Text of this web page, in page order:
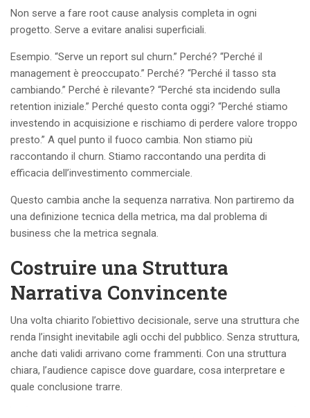
Non serve a fare root cause analysis completa in ogni
progetto. Serve a evitare analisi superficiali.
Esempio. “Serve un report sul churn.” Perché? “Perché il
management è preoccupato.” Perché? “Perché il tasso sta
cambiando.” Perché è rilevante? “Perché sta incidendo sulla
retention iniziale.” Perché questo conta oggi? “Perché stiamo
investendo in acquisizione e rischiamo di perdere valore troppo
presto.” A quel punto il fuoco cambia. Non stiamo più
raccontando il churn. Stiamo raccontando una perdita di
efficacia dell’investimento commerciale.
Questo cambia anche la sequenza narrativa. Non partiremo da
una definizione tecnica della metrica, ma dal problema di
business che la metrica segnala.
Costruire una Struttura
Narrativa Convincente
Una volta chiarito l’obiettivo decisionale, serve una struttura che
renda l’insight inevitabile agli occhi del pubblico. Senza struttura,
anche dati validi arrivano come frammenti. Con una struttura
chiara, l’audience capisce dove guardare, cosa interpretare e
quale conclusione trarre.